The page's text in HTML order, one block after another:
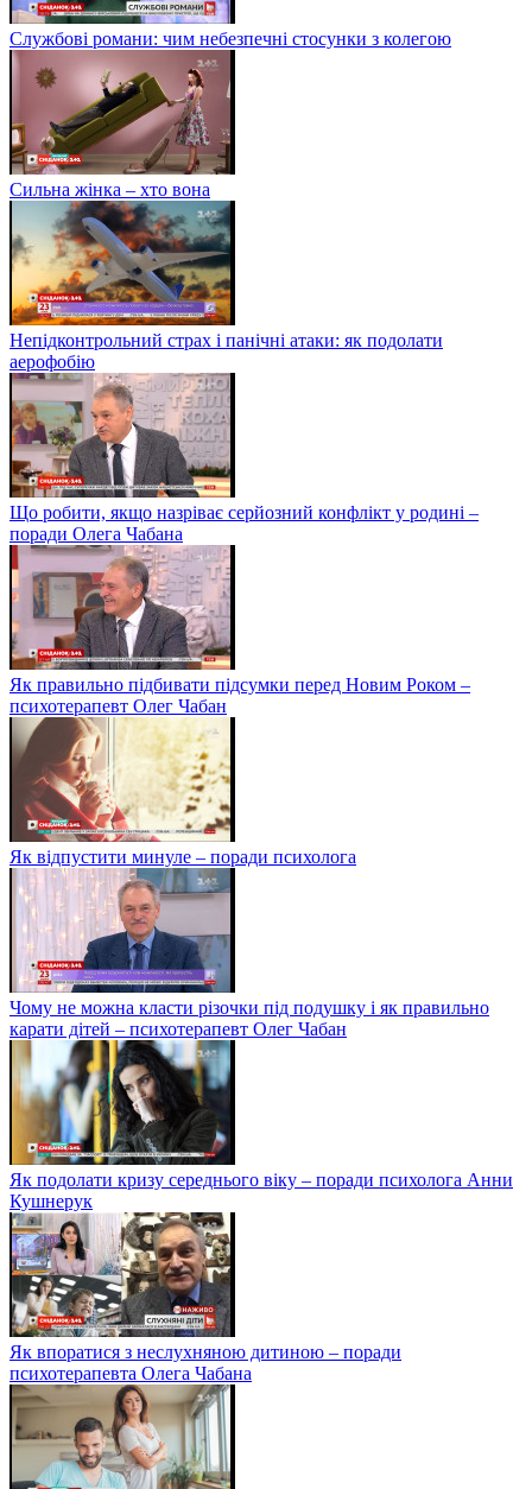
Службові романи: чим небезпечні стосунки з колегою
Сильна жінка – хто вона
Непідконтрольний страх і панічні атаки: як подолати
аерофобію
Що робити, якщо назріває серйозний конфлікт у родині –
поради Олега Чабана
Як правильно підбивати підсумки перед Новим Роком –
психотерапевт Олег Чабан
Як відпустити минуле – поради психолога
Чому не можна класти різочки під подушку і як правильно
карати дітей – психотерапевт Олег Чабан
Як подолати кризу середнього віку – поради психолога Анни
Кушнерук
Як впоратися з неслухняною дитиною – поради
психотерапевта Олега Чабана